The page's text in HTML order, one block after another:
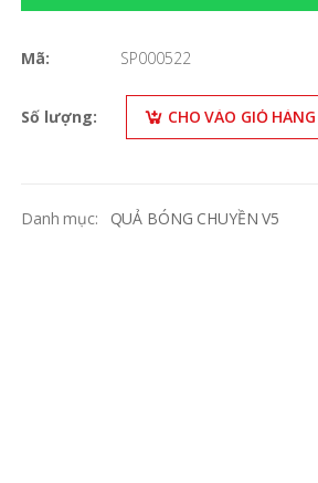
Mã: SP000522
Số lượng: CHO VÀO GIỎ HÀNG
Danh mục: QUẢ BÓNG CHUYỀN V5